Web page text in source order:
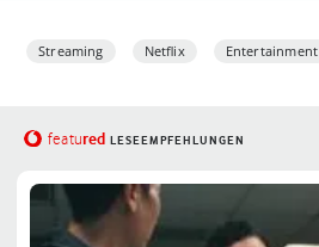
Streaming Netflix Entertainment
featured LESEEMPFEHLUNGEN